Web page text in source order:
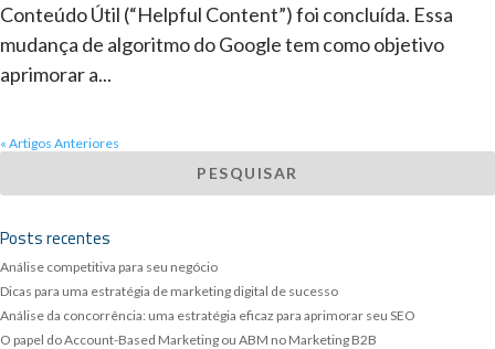
Conteúdo Útil (“Helpful Content”) foi concluída. Essa
mudança de algoritmo do Google tem como objetivo
aprimorar a...
« Artigos Anteriores
Posts recentes
Análise competitiva para seu negócio
Dicas para uma estratégia de marketing digital de sucesso
Análise da concorrência: uma estratégia eficaz para aprimorar seu SEO
O papel do Account-Based Marketing ou ABM no Marketing B2B